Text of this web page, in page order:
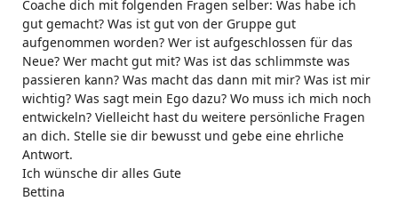
Coache dich mit folgenden Fragen selber: Was habe ich
gut gemacht? Was ist gut von der Gruppe gut
aufgenommen worden? Wer ist aufgeschlossen für das
Neue? Wer macht gut mit? Was ist das schlimmste was
passieren kann? Was macht das dann mit mir? Was ist mir
wichtig? Was sagt mein Ego dazu? Wo muss ich mich noch
entwickeln? Vielleicht hast du weitere persönliche Fragen
an dich. Stelle sie dir bewusst und gebe eine ehrliche
Antwort.
Ich wünsche dir alles Gute
Bettina